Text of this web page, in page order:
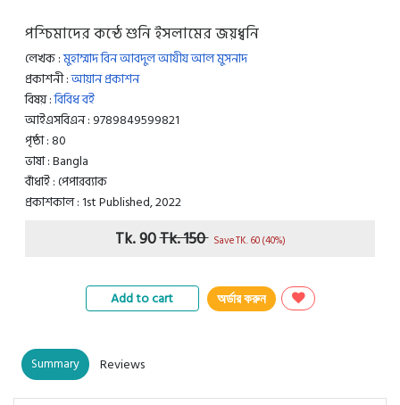
পশ্চিমাদের কন্ঠে শুনি ইসলামের জয়ধ্বনি
লেখক :মুহাম্মাদ বিন আবদুল আযীয আল মুসনাদ
প্রকাশনী :আয়ান প্রকাশন
বিষয় :বিবিধ বই
আইএসবিএন : 9789849599821
পৃষ্ঠা : 80
ভাষা : Bangla
বাঁধাই : পেপারব্যাক
প্রকাশকাল : 1st Published, 2022
Tk. 90Tk. 150 Save TK. 60 (40%)
Add to cart অর্ডার করুন
Summary Reviews